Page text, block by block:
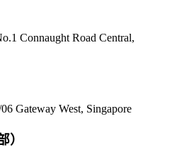
Connaught Road Central,
Gateway West, Singapore